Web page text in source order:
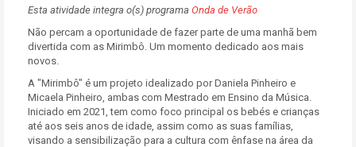
Esta atividade integra o(s) programa Onda de Verão
Não percam a oportunidade de fazer parte de uma manhã bem
divertida com as Mirimbô. Um momento dedicado aos mais
novos.
A "Mirimbô" é um projeto idealizado por Daniela Pinheiro e
Micaela Pinheiro, ambas com Mestrado em Ensino da Música.
Iniciado em 2021, tem como foco principal os bebés e crianças
até aos seis anos de idade, assim como as suas famílias,
visando a sensibilização para a cultura com ênfase na área da